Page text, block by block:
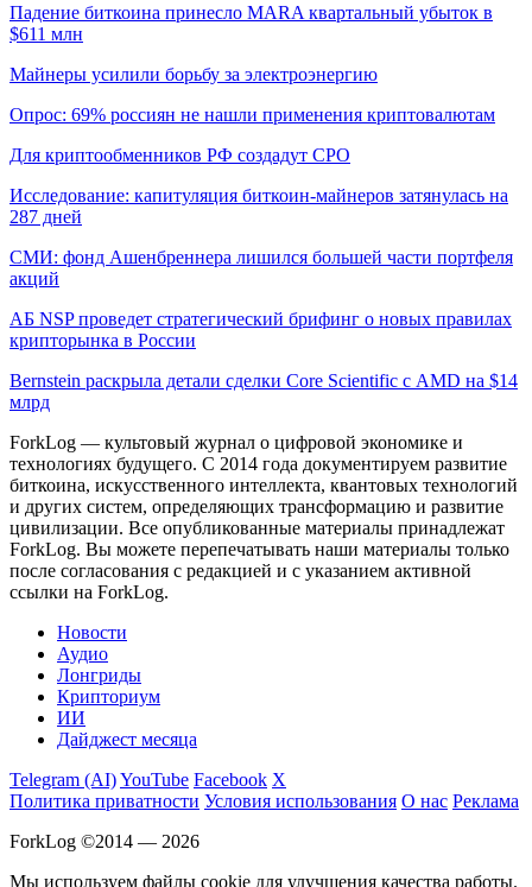
Падение биткоина принесло MARA квартальный убыток в
$611 млн
Майнеры усилили борьбу за электроэнергию
Опрос: 69% россиян не нашли применения криптовалютам
Для криптообменников РФ создадут СРО
Исследование: капитуляция биткоин-майнеров затянулась на
287 дней
СМИ: фонд Ашенбреннера лишился большей части портфеля
акций
АБ NSP проведет стратегический брифинг о новых правилах
крипторынка в России
Bernstein раскрыла детали сделки Core Scientific с AMD на $14
млрд
ForkLog — культовый журнал о цифровой экономике и
технологиях будущего. С 2014 года документируем развитие
биткоина, искусственного интеллекта, квантовых технологий
и других систем, определяющих трансформацию и развитие
цивилизации. Все опубликованные материалы принадлежат
ForkLog. Вы можете перепечатывать наши материалы только
после согласования с редакцией и с указанием активной
ссылки на ForkLog.
Новости
Аудио
Лонгриды
Крипториум
ИИ
Дайджест месяца
Telegram (AI)YouTube Facebook X
Политика приватности Условия использования О нас Реклама
ForkLog ©2014 — 2026
Мы используем файлы cookie для улучшения качества работы.